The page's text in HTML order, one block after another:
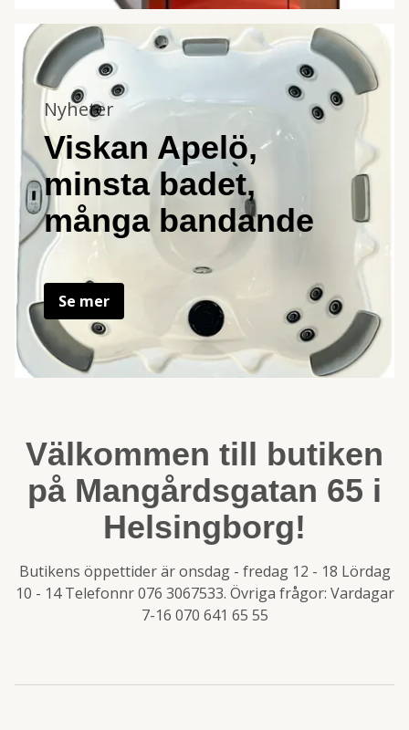
Nyheter
Viskan Apelö,
minsta badet,
många bandande
Se mer
Välkommen till butiken
på Mangårdsgatan 65 i
Helsingborg!
Butikens öppettider är onsdag - fredag 12 - 18 Lördag
10 - 14 Telefonnr 076 3067533. Övriga frågor: Vardagar
7-16 070 641 65 55